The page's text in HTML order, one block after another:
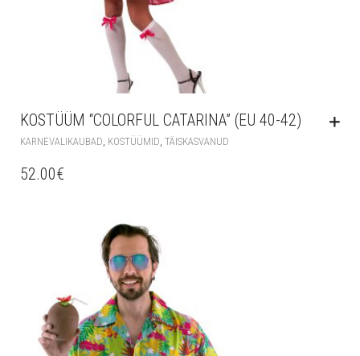
KOSTÜÜM “COLORFUL CATARINA” (EU 40-42)
KARNEVALIKAUBAD, KOSTÜÜMID, TÄISKASVANUD
52.00€